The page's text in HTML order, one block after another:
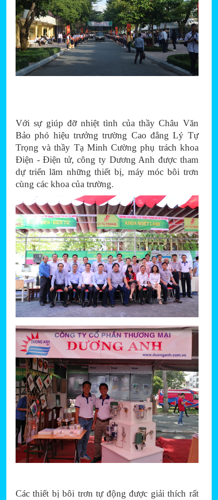
Với sự giúp đỡ nhiệt tình của thầy Châu Văn
Bảo phó hiệu trưởng trường Cao đẳng Lý Tự
Trọng và thầy Tạ Minh Cường phụ trách khoa
Điện - Điện tử, công ty Dương Anh được tham
dự triển lãm những thiết bị, máy móc bôi trơn
cùng các khoa của trường.
Các thiết bị bôi trơn tự động được giải thích rất